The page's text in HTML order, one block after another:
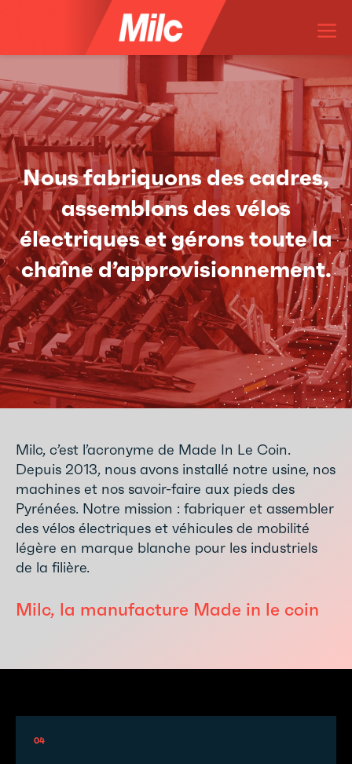
Nous fabriquons des cadres,
assemblons des vélos
électriques et gérons toute la
chaîne d’approvisionnement.
Milc, c’est l’acronyme de Made In Le Coin.
Depuis 2013, nous avons installé notre usine, nos
machines et nos savoir-faire aux pieds des
Pyrénées. Notre mission : fabriquer et assembler
des vélos électriques et véhicules de mobilité
légère en marque blanche pour les industriels
de la filière.
Milc, la manufacture Made in le coin
04